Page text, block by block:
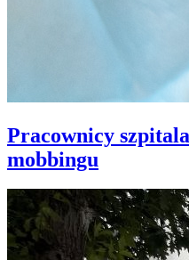
Pracownicy
mobbingu